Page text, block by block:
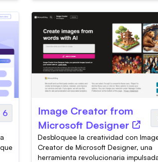
6
Image Creator from
Microsoft Designer
Desbloquee la creatividad con
Creator de Microsoft Designer, una
herramienta revolucionaria